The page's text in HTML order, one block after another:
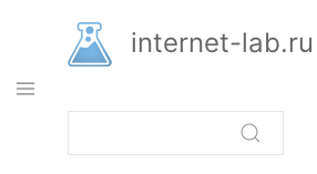
основному
содержанию
internet-lab.ru